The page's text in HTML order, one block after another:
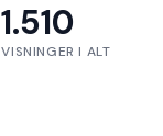
1.510
VISNINGER I ALT